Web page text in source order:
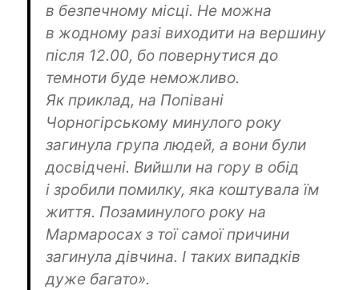
в безпечному місці. Не можна
в жодному разі виходити на вершину
після 12.00, бо повернутися до
темноти буде неможливо.
Як приклад, на Попівані
Чорногірському минулого року
загинула група людей, а вони були
досвідчені. Вийшли на гору в обід
і зробили помилку, яка коштувала їм
життя. Позаминулого року на
Мармаросах з тої самої причини
загинула дівчина. І таких випадків
дуже багато».